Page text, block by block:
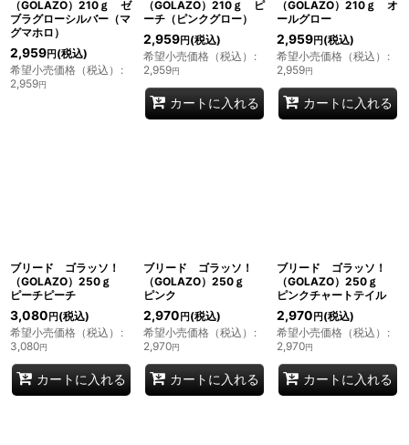
（GOLAZO）210ｇ ゼ
ブラグローシルバー（マ
グマホロ）
2,959円 (税込)
希望小売価格（税込） :
2,959円
（GOLAZO）210ｇ ピ
ーチ（ピンクグロー）
2,959円(税込)
希望小売価格（税込） :
2,959円
カートに入れる
（GOLAZO）210ｇ オ
ールグロー
2,959円(税込)
希望小売価格（税込） :
2,959円
カートに入れる
ブリード ゴラッソ！
（GOLAZO）250ｇ
ピーチピーチ
3,080 円 (税込)
希望小売価格（税込） :
3,080円
カートに入れる
ブリード ゴラッソ！
（GOLAZO）250ｇ
ピンク
2,970 円(税込)
希望小売価格（税込） :
2,970円
カートに入れる
ブリード ゴラッソ！
（GOLAZO）250ｇ
ピンクチャートテイル
2,970 円(税込)
希望小売価格（税込） :
2,970円
カートに入れる